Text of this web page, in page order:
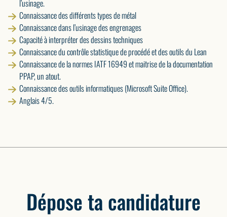
l’usinage.
Connaissance des différents types de métal
Connaissance dans l’usinage des engrenages
Capacité à interpréter des dessins techniques
Connaissance du contrôle statistique de procédé et des outils du Lean
Connaissance de la normes IATF 16949 et maitrise de la documentation
PPAP, un atout.
Connaissance des outils informatiques (Microsoft Suite Office).
Anglais 4/5.
Dépose ta candidature